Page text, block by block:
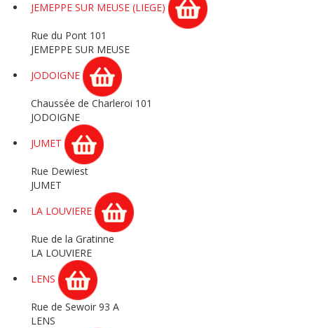
JEMEPPE SUR MEUSE (LIEGE)
Rue du Pont 101
JEMEPPE SUR MEUSE
JODOIGNE
Chaussée de Charleroi 101
JODOIGNE
JUMET
Rue Dewiest
JUMET
LA LOUVIERE
Rue de la Gratinne
LA LOUVIERE
LENS
Rue de Sewoir 93 A
LENS